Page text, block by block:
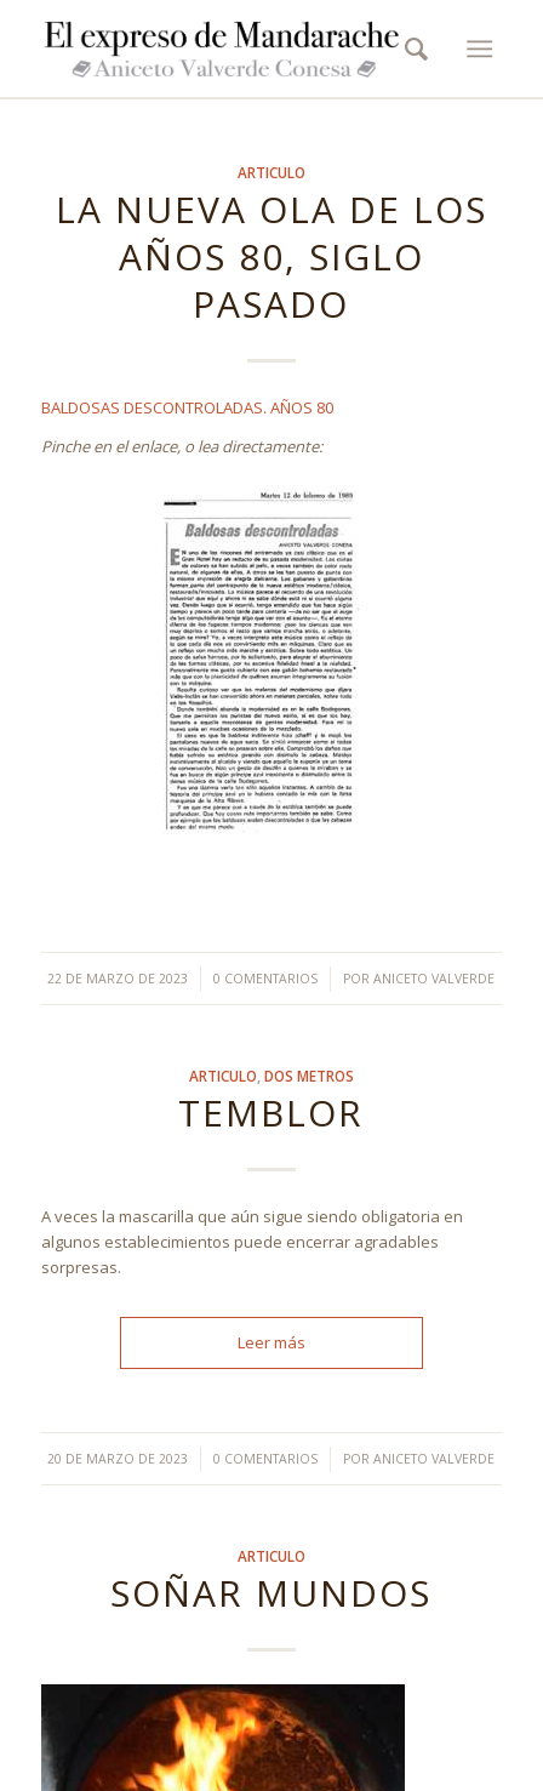
ARTICULO
LA NUEVA OLA DE LOS
AÑOS 80, SIGLO
PASADO
BALDOSAS DESCONTROLADAS. AÑOS 80
Pinche en el enlace, o lea directamente:
22 DE MARZO DE 2023
/ 0 COMENTARIOS
/ PORANICETO VALVERDE
ARTICULO,DOS METROS
TEMBLOR
A veces la mascarilla que aún sigue siendo obligatoria en
algunos establecimientos puede encerrar agradables
sorpresas.
Leer más
20 DE MARZO DE 2023
/ 0 COMENTARIOS
/ PORANICETO VALVERDE
ARTICULO
SOÑAR MUNDOS